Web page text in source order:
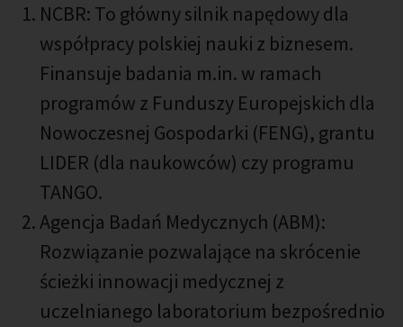
NCBR: To główny silnik napędowy dla
współpracy polskiej nauki z biznesem.
Finansuje badania m.in. w ramach
programów z Funduszy Europejskich dla
Nowoczesnej Gospodarki (FENG), grantu
LIDER (dla naukowców) czy programu
TANGO.
Agencja Badań Medycznych (ABM):
Rozwiązanie pozwalające na skrócenie
ścieżki innowacji medycznej z
uczelnianego laboratorium bezpośrednio